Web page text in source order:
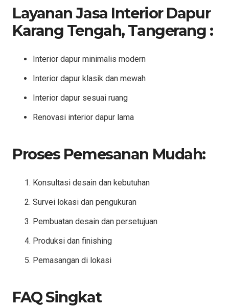
Layanan Jasa Interior Dapur
Karang Tengah, Tangerang :
Interior dapur minimalis modern
Interior dapur klasik dan mewah
Interior dapur sesuai ruang
Renovasi interior dapur lama
Proses Pemesanan Mudah:
Konsultasi desain dan kebutuhan
Survei lokasi dan pengukuran
Pembuatan desain dan persetujuan
Produksi dan finishing
Pemasangan di lokasi
FAQ Singkat